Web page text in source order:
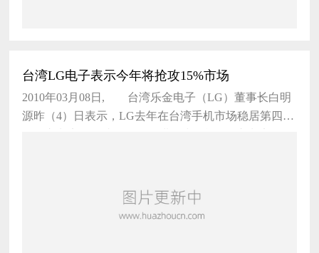
台湾LG电子表示今年将抢攻15%市场
2010年03月08日, 台湾乐金电子（LG）董事长白明
源昨（4）日表示，LG去年在台湾手机市场稳居第四